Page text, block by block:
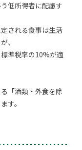
低所得者に配慮す
される食事は生活
、
準税率の10%が適
「酒類・外食を除
す。